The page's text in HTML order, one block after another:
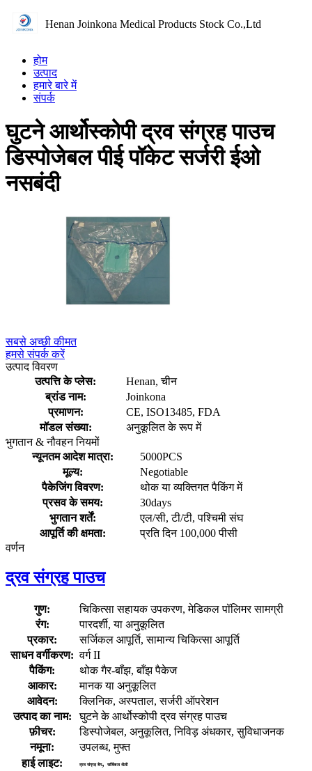
Henan Joinkona Medical Products Stock Co.,Ltd
होम
उत्पाद
हमारे बारे में
संपर्क
घुटने आर्थोस्कोपी द्रव संग्रह पाउच
डिस्पोजेबल पीई पॉकेट सर्जरी ईओ
नसबंदी
सबसे अच्छी कीमत
हमसे संपर्क करें
उत्पाद विवरण
उत्पत्ति के प्लेस:
Henan, चीन
ब्रांड नाम:
Joinkona
प्रमाणन:
CE, ISO13485, FDA
मॉडल संख्या:
अनुकूलित के रूप में
भुगतान & नौवहन नियमों
न्यूनतम आदेश मात्रा:
5000PCS
मूल्य:
Negotiable
पैकेजिंग विवरण:
थोक या व्यक्तिगत पैकिंग में
प्रसव के समय:
30days
भुगतान शर्तें:
एल/सी, टी/टी, पश्चिमी संघ
आपूर्ति की क्षमता:
प्रति दिन 100,000 पीसी
वर्णन
द्रव संग्रह पाउच
गुण:
चिकित्सा सहायक उपकरण, मेडिकल पॉलिमर सामग्री
रंग:
पारदर्शी, या अनुकूलित
प्रकार:
सर्जिकल आपूर्ति, सामान्य चिकित्सा आपूर्ति
साधन वर्गीकरण: वर्ग II
पैकिंग:
थोक गैर-बाँझ, बाँझ पैकेज
आकार:
मानक या अनुकूलित
आवेदन:
क्लिनिक, अस्पताल, सर्जरी ऑपरेशन
उत्पाद का नाम:
घुटने के आर्थोस्कोपी द्रव संग्रह पाउच
फ़ीचर:
डिस्पोजेबल, अनुकूलित, निविड़ अंधकार, सुविधाजनक
नमूना:
उपलब्ध, मुफ्त
हाई लाइट:
द्रव संग्रह बैग, सर्जिकल थैली